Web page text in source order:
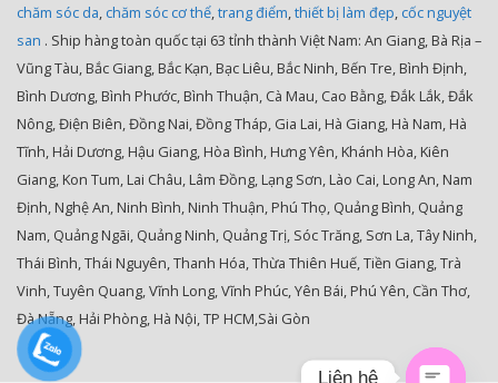
chăm sóc da, chăm sóc cơ thể,trang điểm,thiết bị làm đẹp, cốc nguyệt
san . Ship hàng toàn quốc tại 63 tỉnh thành Việt Nam: An Giang, Bà Rịa –
Vũng Tàu, Bắc Giang, Bắc Kạn, Bạc Liêu, Bắc Ninh, Bến Tre, Bình Định,
Bình Dương, Bình Phước, Bình Thuận, Cà Mau, Cao Bằng, Đắk Lắk, Đắk
Nông, Điện Biên, Đồng Nai, Đồng Tháp, Gia Lai, Hà Giang, Hà Nam, Hà
Tĩnh, Hải Dương, Hậu Giang, Hòa Bình, Hưng Yên, Khánh Hòa, Kiên
Giang, Kon Tum, Lai Châu, Lâm Đồng, Lạng Sơn, Lào Cai, Long An, Nam
Định, Nghệ An, Ninh Bình, Ninh Thuận, Phú Thọ, Quảng Bình, Quảng
Nam, Quảng Ngãi, Quảng Ninh, Quảng Trị, Sóc Trăng, Sơn La, Tây Ninh,
Thái Bình, Thái Nguyên, Thanh Hóa, Thừa Thiên Huế, Tiền Giang, Trà
Vinh, Tuyên Quang, Vĩnh Long, Vĩnh Phúc, Yên Bái, Phú Yên, Cần Thơ,
Đà Nẵng, Hải Phòng, Hà Nội, TP HCM,Sài Gòn
Liên hệ